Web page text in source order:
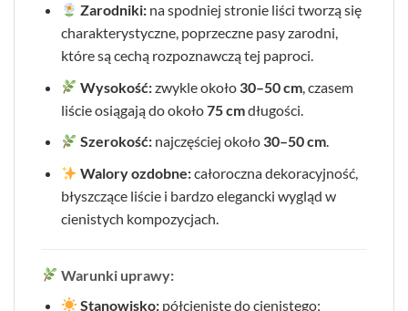
Zarodniki: na spodniej stronie liści tworzą się
charakterystyczne, poprzeczne pasy zarodni,
które są cechą rozpoznawczą tej paproci.
Wysokość:zwykle około 30–50 cm, czasem
liście osiągają do około75 cmdługości.
Szerokość: najczęściej około 30–50 cm.
Walory ozdobne:całoroczna dekoracyjność,
błyszczące liście i bardzo elegancki wygląd w
cienistych kompozycjach.
Warunki uprawy:
Stanowisko: półcieniste do cienistego;